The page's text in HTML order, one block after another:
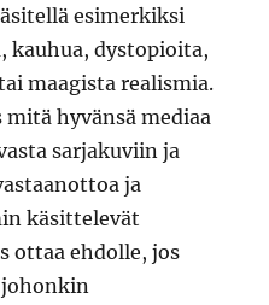
esimerkiksi
kauhua, dystopioita,
maagista realismia.
hyvänsä mediaa
sarjakuviin ja
ja
käsittelevät
ottaa ehdolle, jos